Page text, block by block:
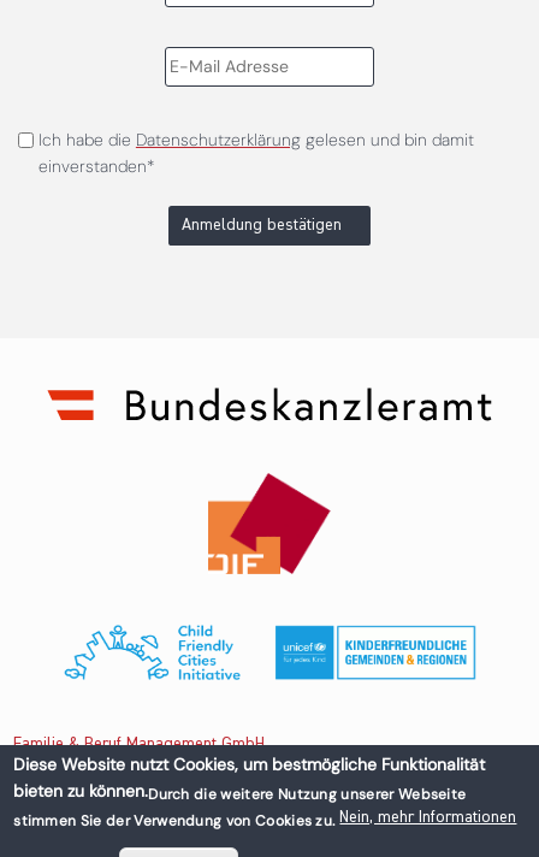
Ich habe die Datenschutzerklärunggelesen und bin damit
einverstanden*
Anmeldung bestätigen
Familie & Beruf Management GmbH
Untere Donaustraße 13-15/3 1020 Wien, Austria
+43 1 218 50 70
office@familieundberuf.at
Diese Website nutzt Cookies, um bestmögliche Funktionalität
bieten zu können.Durch die weitere Nutzung unserer Webseite
stimmen Sie der Verwendung von Cookies zu. Nein, mehr Informationen